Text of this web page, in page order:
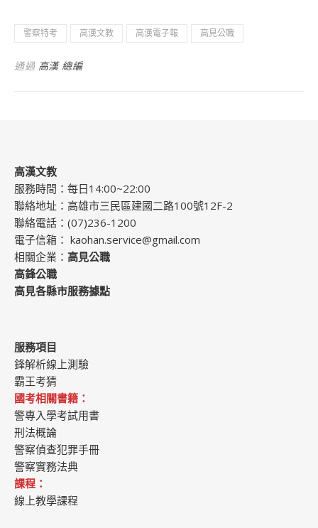
警察特考 高漢文教 高漢電子報 高見公職
通過 高漢 總編
高漢文教
服務時間：每日14:00~22:00
聯絡地址：高雄市三民區建國二路100號12F-2
聯絡電話：(07)236-1200
電子信箱： kaohan.service@gmail.com
相關企業： 高見公職
高鋒公職
高見各縣市服務據點
服務項目
鋒解析線上測驗
霸王考猜
國考相關書籍：
警專入學考試用書
刑法概論
警察偵查犯罪手冊
警察實務法典
課程：
線上教學課程